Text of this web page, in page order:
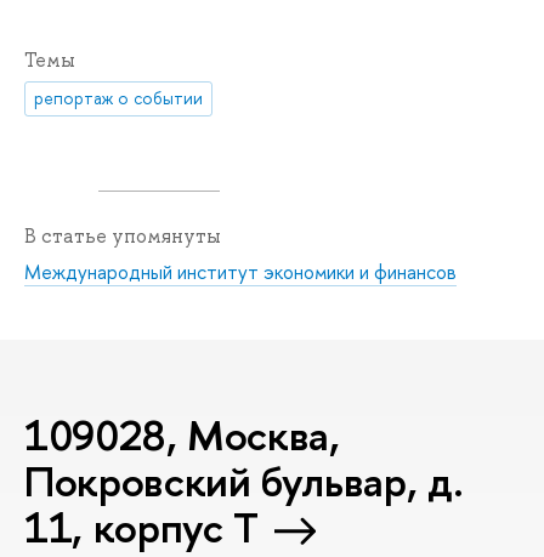
Темы
репортаж о событии
В статье упомянуты
Международный институт экономики и финансов
109028, Москва,
Покровский бульвар, д.
11, корпус T